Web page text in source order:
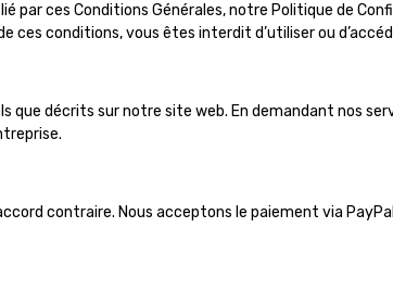
par ces Conditions Générales, notre Politique de
ces conditions, vous êtes interdit d’utiliser ou
décrits sur notre site web. En demandant nos
contraire. Nous acceptons le paiement via